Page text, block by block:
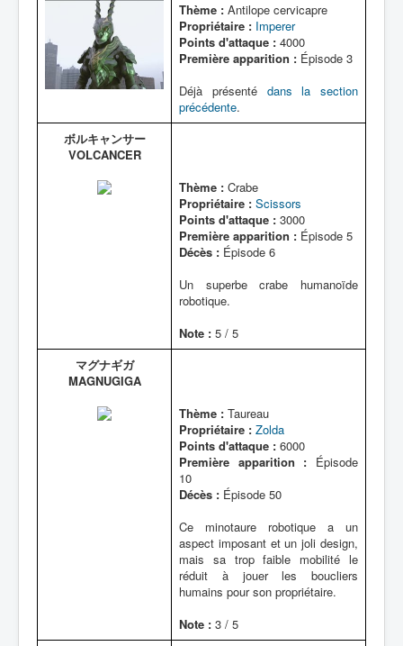
Thème : Antilope cervicapre
Propriétaire : Imperer
Points d'attaque : 4000
Première apparition : Épisode 3
Déjà présenté dans la section
précédente.
ボルキャンサー
VOLCANCER
Thème : Crabe
Propriétaire : Scissors
Points d'attaque : 3000
Première apparition : Épisode 5
Décès : Épisode 6
Un superbe crabe humanoïde
robotique.
Note : 5 / 5
マグナギガ
MAGNUGIGA
Thème : Taureau
Propriétaire : Zolda
Points d'attaque : 6000
Première apparition : Épisode
10
Décès : Épisode 50
Ce minotaure robotique a un
aspect imposant et un joli design,
mais sa trop faible mobilité le
réduit à jouer les boucliers
humains pour son propriétaire.
Note : 3 / 5